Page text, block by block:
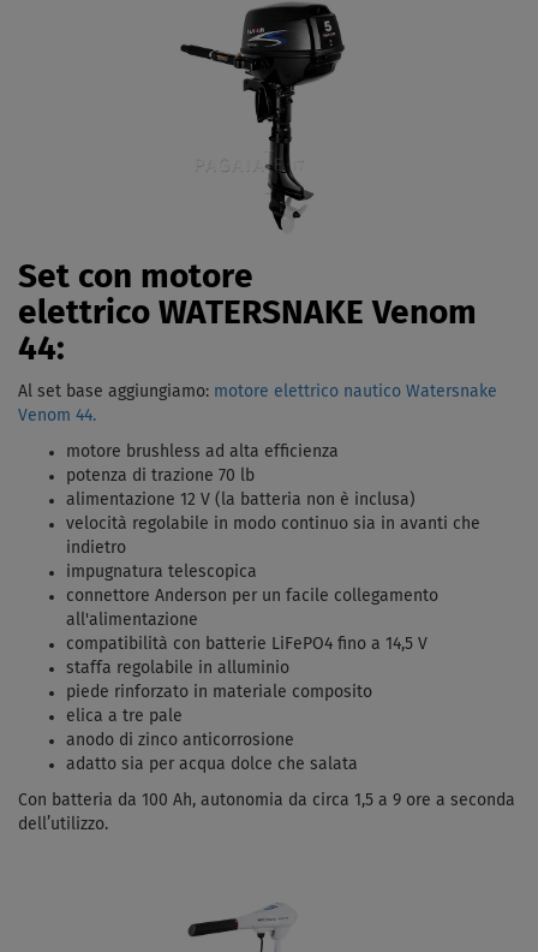
Set con motore
elettrico WATERSNAKE Venom
44:
Al set base aggiungiamo: motore elettrico nautico Watersnake
Venom 44.
motore brushless ad alta efficienza
potenza di trazione 70 lb
alimentazione 12 V (la batteria non è inclusa)
velocità regolabile in modo continuo sia in avanti che
indietro
impugnatura telescopica
connettore Anderson per un facile collegamento
all'alimentazione
compatibilità con batterie LiFePO4 fino a 14,5 V
staffa regolabile in alluminio
piede rinforzato in materiale composito
elica a tre pale
anodo di zinco anticorrosione
adatto sia per acqua dolce che salata
Con batteria da 100 Ah, autonomia da circa 1,5 a 9 ore a seconda
dell’utilizzo.